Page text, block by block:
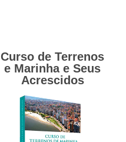
Curso de Terrenos
e Marinha e Seus
Acrescidos